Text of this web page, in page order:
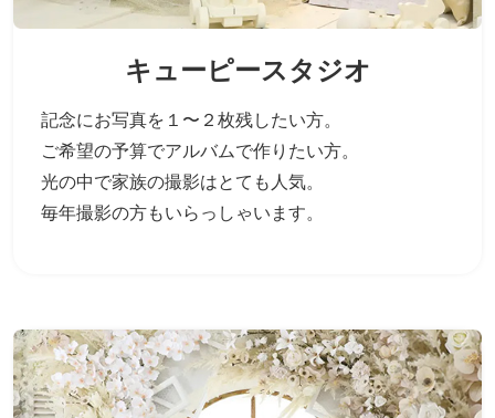
キューピースタジオ
記念にお写真を１〜２枚残したい方。
ご希望の予算でアルバムで作りたい方。
光の中で家族の撮影はとても人気。
毎年撮影の方もいらっしゃいます。